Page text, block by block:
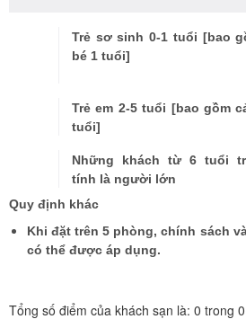
Trẻ sơ sinh 0-1 tuổi [bao
bé 1 tuổi]
Trẻ em 2-5 tuổi [bao gồm
tuổi]
Những khách từ 6 tuổi
tính là người lớn
Quy định khác
Khi đặt trên 5 phòng, chính sách
có thể được áp dụng.
Tổng số điểm của khách sạn là: 0 trong